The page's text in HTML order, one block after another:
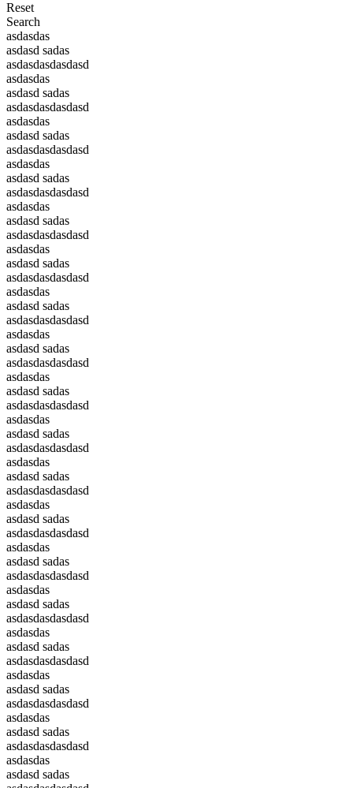
Reset
Search
asdasdas
asdasd sadas
asdasdasdasdasd
asdasdas
asdasd sadas
asdasdasdasdasd
asdasdas
asdasd sadas
asdasdasdasdasd
asdasdas
asdasd sadas
asdasdasdasdasd
asdasdas
asdasd sadas
asdasdasdasdasd
asdasdas
asdasd sadas
asdasdasdasdasd
asdasdas
asdasd sadas
asdasdasdasdasd
asdasdas
asdasd sadas
asdasdasdasdasd
asdasdas
asdasd sadas
asdasdasdasdasd
asdasdas
asdasd sadas
asdasdasdasdasd
asdasdas
asdasd sadas
asdasdasdasdasd
asdasdas
asdasd sadas
asdasdasdasdasd
asdasdas
asdasd sadas
asdasdasdasdasd
asdasdas
asdasd sadas
asdasdasdasdasd
asdasdas
asdasd sadas
asdasdasdasdasd
asdasdas
asdasd sadas
asdasdasdasdasd
asdasdas
asdasd sadas
asdasdasdasdasd
asdasdas
asdasd sadas